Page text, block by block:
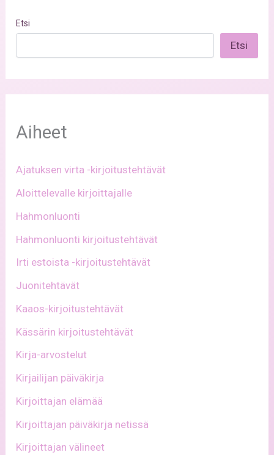
Etsi
Etsi
Aiheet
Ajatuksen virta -kirjoitustehtävät
Aloittelevalle kirjoittajalle
Hahmonluonti
Hahmonluonti kirjoitustehtävät
Irti estoista -kirjoitustehtävät
Juonitehtävät
Kaaos-kirjoitustehtävät
Kässärin kirjoitustehtävät
Kirja-arvostelut
Kirjailijan päiväkirja
Kirjoittajan elämää
Kirjoittajan päiväkirja netissä
Kirjoittajan välineet